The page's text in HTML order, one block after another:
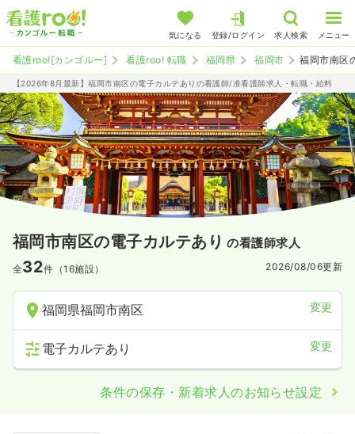
気になる 登録/ログイン 求人検索 メニュー
看護roo![カンゴルー] 看護roo! 転職 福岡県 福岡市 福岡市南区
【2026年8月最新】福岡市南区の電子カルテありの看護師/准看護師求人・転職・給料
福岡市南区の電子カルテあり の看護師求人
全32件（16施設） 2026/08/06更新
福岡県福岡市南区 変更
電子カルテあり 変更
条件の保存・新着求人のお知らせ設定